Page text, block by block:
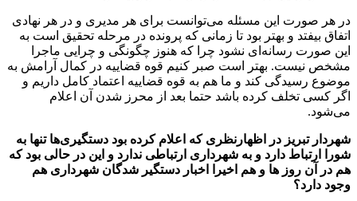
در هر صورت این مسئله می‌توانست برای هر مدیری و در هر نهادی
اتفاق بیفتد و بهتر بود تا زمانی که پرونده در مرحله تحقیق است به
این صورت رسانه‌ای نشود چرا که هنوز چگونگی و چرایی ماجرا
مشخص نیست. بهتر است صبر کنیم قوه قضاییه در کمال آرامش به
موضوع رسیدگی کند و ما هم به قوه قضاییه اعتماد کامل داریم و
اگر کسی تخلف کرده باشد حتما بعد از محرز شدن آن اعلام
می‌شود.
شهردار تبریز در اظهارنظری که اعلام کرده بود دستگیری‌ها تنها به
شورا ارتباط دارد و به شهرداری ارتباطی ندارد و این در حالی بود که
هم در آن روز ها و هم اخیرا اخبار دستگیر شدگان شهرداری هم
وجود دارد؟